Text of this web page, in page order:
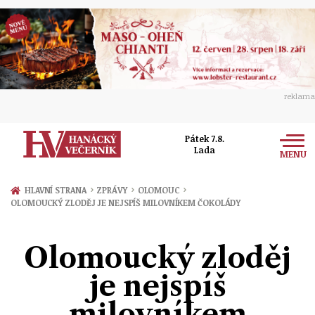
reklama
Pátek 7.8.
Lada
MENU
Zprávy
Prostějov
Politika
Kultura
HLAVNÍ STRANA › ZPRÁVY › OLOMOUC ›
OLOMOUCKÝ ZLODĚJ JE NEJSPÍŠ MILOVNÍKEM ČOKOLÁDY
Olomoucký zloděj
je nejspíš